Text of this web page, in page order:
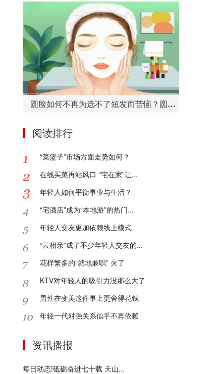
圆脸如何不再为选不了短发而苦恼？圆脸适合的短发造型有哪些？
阅读排行
“菜篮子”市场方面走势如何？
在线买菜再站风口 “宅在家”让...
年轻人如何平衡事业与生活？
“宅酒店”成为“本地游”的热门...
年轻人交友更加依赖线上模式
“云相亲”成了不少年轻人交友的...
花样繁多的“就地兼职” 火了
KTV对年轻人的吸引力没那么大了
男性在变美这件事上更舍得花钱
年轻一代对强关系似乎不再依赖
资讯播报
每日动态!砥砺奋进七十载 天山...